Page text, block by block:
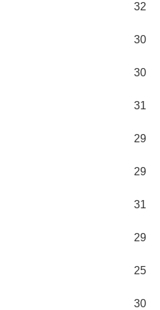
32
30
30
31
29
29
31
29
25
30